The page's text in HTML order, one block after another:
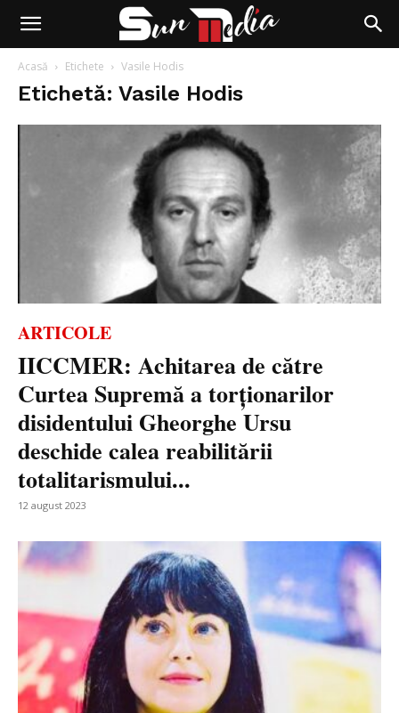
Acasă Etichete Vasile Hodis
Etichetă: Vasile Hodis
ARTICOLE
IICCMER: Achitarea de către
Curtea Supremă a torționarilor
disidentului Gheorghe Ursu
deschide calea reabilitării
totalitarismului...
12 august 2023